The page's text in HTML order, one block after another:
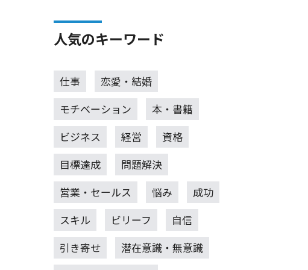
人気のキーワード
仕事
恋愛・結婚
モチベーション
本・書籍
ビジネス
経営
資格
目標達成
問題解決
営業・セールス
悩み
成功
スキル
ビリーフ
自信
引き寄せ
潜在意識・無意識